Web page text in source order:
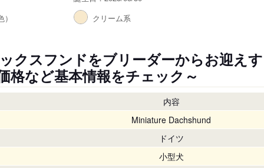
クリーム系
クスフンドをブリーダーからお迎え
格など基本情報をチェック～
内容
Miniature Dachshund
ドイツ
小型犬